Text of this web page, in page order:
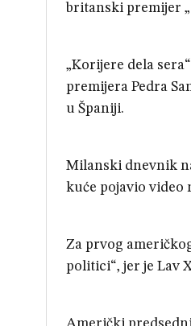
britanski premijer
„Korijere dela
premijera Pedra
u Španiji.
Milanski dnevnik
kuće pojavio video
Za prvog
politici“, jer je Lav